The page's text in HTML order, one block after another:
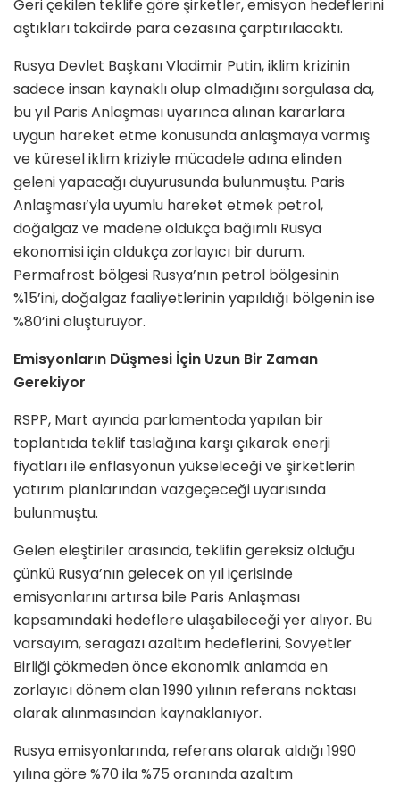
Geri çekilen teklife göre şirketler, emisyon hedeflerini
aştıkları takdirde para cezasına çarptırılacaktı.
Rusya Devlet Başkanı Vladimir Putin, iklim krizinin
sadece insan kaynaklı olup olmadığını sorgulasa da,
bu yıl Paris Anlaşması uyarınca alınan kararlara
uygun hareket etme konusunda anlaşmaya varmış
ve küresel iklim kriziyle mücadele adına elinden
geleni yapacağı duyurusunda bulunmuştu. Paris
Anlaşması’yla uyumlu hareket etmek petrol,
doğalgaz ve madene oldukça bağımlı Rusya
ekonomisi için oldukça zorlayıcı bir durum.
Permafrost bölgesi Rusya’nın petrol bölgesinin
%15’ini, doğalgaz faaliyetlerinin yapıldığı bölgenin ise
%80’ini oluşturuyor.
Emisyonların Düşmesi İçin Uzun Bir Zaman
Gerekiyor
RSPP, Mart ayında parlamentoda yapılan bir
toplantıda teklif taslağına karşı çıkarak enerji
fiyatları ile enflasyonun yükseleceği ve şirketlerin
yatırım planlarından vazgeçeceği uyarısında
bulunmuştu.
Gelen eleştiriler arasında, teklifin gereksiz olduğu
çünkü Rusya’nın gelecek on yıl içerisinde
emisyonlarını artırsa bile Paris Anlaşması
kapsamındaki hedeflere ulaşabileceği yer alıyor. Bu
varsayım, seragazı azaltım hedeflerini, Sovyetler
Birliği çökmeden önce ekonomik anlamda en
zorlayıcı dönem olan 1990 yılının referans noktası
olarak alınmasından kaynaklanıyor.
Rusya emisyonlarında, referans olarak aldığı 1990
yılına göre %70 ila %75 oranında azaltım